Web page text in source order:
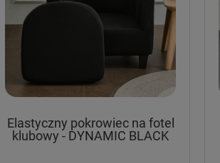
Elastyczny pokrowiec na fotel
klubowy - DYNAMIC BLACK